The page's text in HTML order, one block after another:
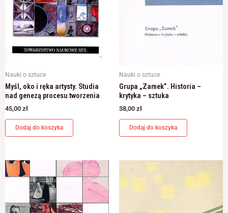
Nauki o sztuce
Myśl, oko i ręka artysty. Studia
nad genezą procesu tworzenia
45,00 zł
Dodaj do koszyka
Nauki o sztuce
Grupa „Zamek”. Historia –
krytyka – sztuka
38,00 zł
Dodaj do koszyka